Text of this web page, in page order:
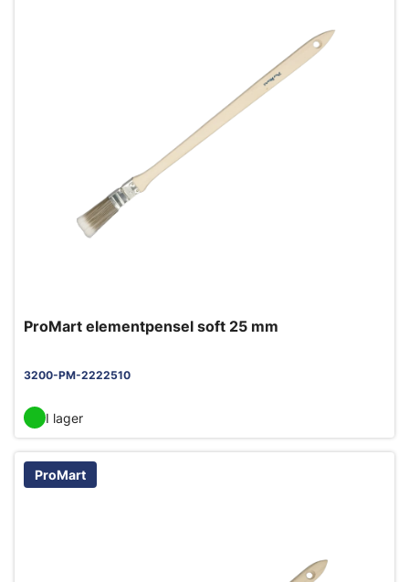
ProMart elementpensel soft 25 mm
3200-PM-2222510
I lager
ProMart